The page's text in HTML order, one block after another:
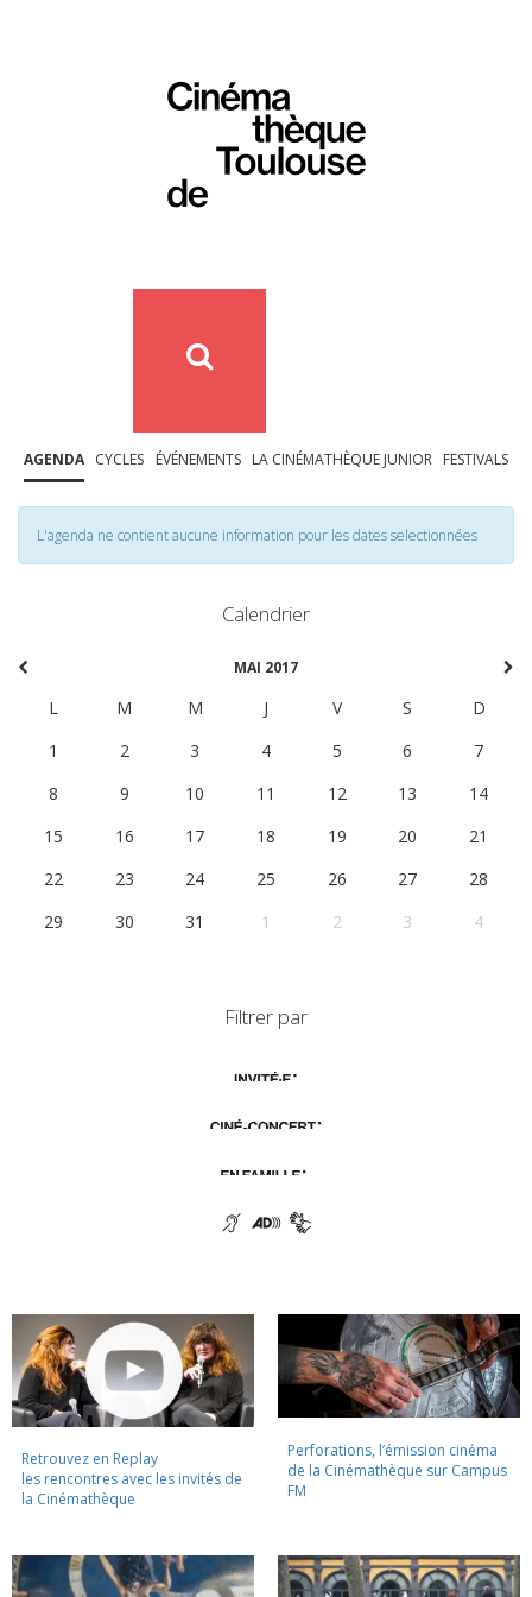
AGENDA CYCLES ÉVÉNEMENTS LA CINÉMATHÈQUE JUNIOR FESTIVALS
L'agenda ne contient aucune information pour les dates selectionnées
Calendrier
MAI 2017
L M M J V S
D
1
2 3 4 5 6
7
8
9 10 11 12 13
14
15
16 17 18 19 20
21
22
23 24 25 26 27
28
29
30 31 1 2 3 4
Filtrer par
Retrouvez en Replay
les rencontres avec les invités de
la Cinémathèque
Perforations, l’émission cinéma
de la Cinémathèque sur Campus
FM